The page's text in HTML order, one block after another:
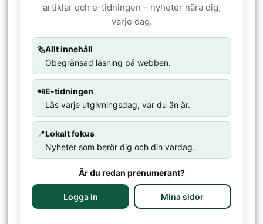
artiklar och e-tidningen – nyheter nära dig,
varje dag.
🗞️Allt innehåll
Obegränsad läsning på webben.
📲E-tidningen
Läs varje utgivningsdag, var du än är.
📍Lokalt fokus
Nyheter som berör dig och din vardag.
Är du redan prenumerant?
Logga in Mina sidor